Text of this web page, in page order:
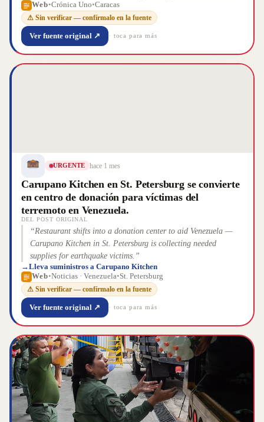
calle que sirve de base a &#160;varias viviendas. Los vecinos
viven en la incertidumbre y&#160;solicitan el envío de
ingenieros estructurales para evaluar la habitabilidad de las
&#160;viviendas. Caracas. El crujido de las
paredes&#160;estremecidas&#160;por el temblor todavía
retumba en la mente [&#8230;] La entrada En Propatria temen
Web•Crónica Uno•Caracas
⚠ Sin verificar — confírmalo en la fuente
Ver fuente original ↗ · toca para más
URGENTE hace 1 mes
Carupano Kitchen en St. Petersburg se convierte
en centro de donación para víctimas del
terremoto en Venezuela.
DEL POST ORIGINAL
“Restaurant shifts into a donation center to aid Venezuela —
Carupano Kitchen in St. Petersburg is collecting needed
supplies for earthquake victims. ”
→Lleva suministros a Carupano Kitchen
Web•Noticias · Venezuela•St. Petersburg
⚠ Sin verificar — confírmalo en la fuente
Ver fuente original ↗ · toca para más